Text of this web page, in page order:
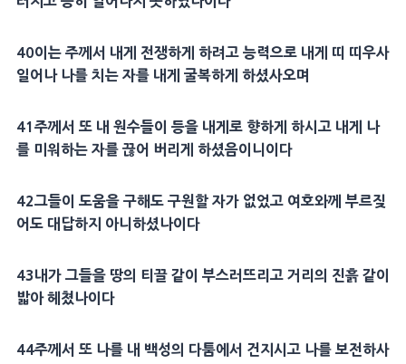
40이는 주께서 내게 전쟁하게 하려고 능력으로 내게 띠 띠우사
일어나 나를 치는 자를 내게 굴복하게 하셨사오며
41 주께서 또 내 원수들이 등을 내게로 향하게 하시고 내게 나
를 미워하는 자를 끊어 버리게 하셨음이니이다
42그들이 도움을 구해도 구원 할 자가 없었고 여호와께 부르짖
어도 대답하지 아니하셨나이다
43내가 그들을 땅의 티끌 같이 부스러뜨리고 거리의 진흙 같이
밟아 헤쳤나이다
44주께서 또 나를 내 백성의 다툼에서 건지시고 나를 보전하사